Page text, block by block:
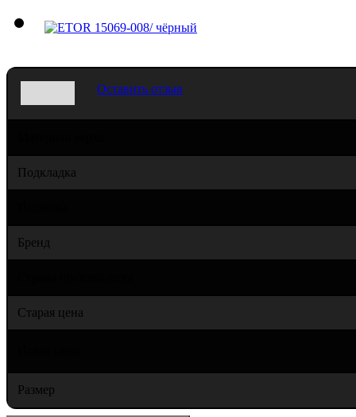
Оставить отзыв
Подкладка
Бренд
Старая цена
Размер